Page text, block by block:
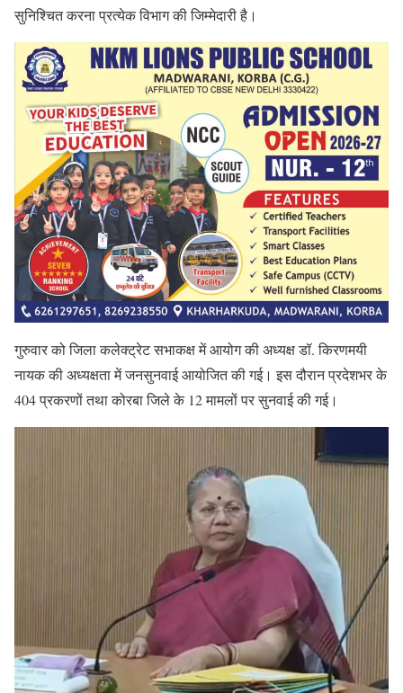
सुनिश्चित करना प्रत्येक विभाग की जिम्मेदारी है।
गुरुवार को जिला कलेक्ट्रेट सभाकक्ष में आयोग की अध्यक्ष डॉ. किरणमयी
नायक की अध्यक्षता में जनसुनवाई आयोजित की गई। इस दौरान प्रदेशभर के
404 प्रकरणों तथा कोरबा जिले के 12 मामलों पर सुनवाई की गई।